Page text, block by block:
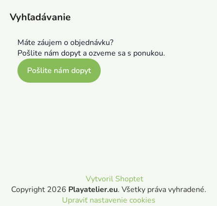
Vyhľadávanie
Máte záujem o objednávku?
Pošlite nám dopyt a ozveme sa s ponukou.
Pošlite nám dopyt
Vytvoril Shoptet
Copyright 2026 Playatelier.eu. Všetky práva vyhradené.
Upraviť nastavenie cookies